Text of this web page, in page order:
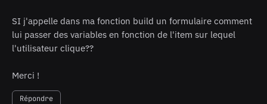
SI j'appelle dans ma fonction build un formulaire comment
lui passer des variables en fonction de l'item sur lequel
l'utilisateur clique??
Merci !
Répondre